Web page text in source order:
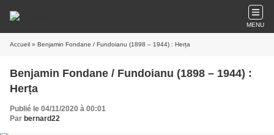
MENU
Accueil » Benjamin Fondane / Fundoianu (1898 – 1944) : Herța
Benjamin Fondane / Fundoianu (1898 – 1944) :
Herța
Publié le 04/11/2020 à 00:01
Par bernard22